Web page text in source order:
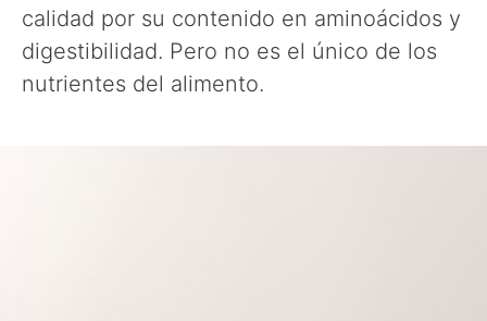
calidad por su contenido en aminoácidos y
digestibilidad. Pero no es el único de los
nutrientes del alimento.